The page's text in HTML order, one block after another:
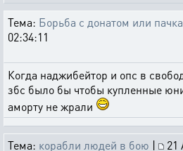
Тема: Борьба с донатом или
02:34:11
Когда наджибейтор и опс в
збс было бы чтобы купленные
аморту не жрали
Тема: корабли людей в бою |
21